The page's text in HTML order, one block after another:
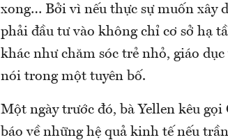
xong… Bởi vì nếu thực sự muốn xây
phải đầu tư vào không chỉ cơ sở hạ
khác như chăm sóc trẻ nhỏ, giáo
nói trong một tuyên bố.
Một ngày trước đó, bà Yellen kêu
báo về những hệ quả kinh tế nếu